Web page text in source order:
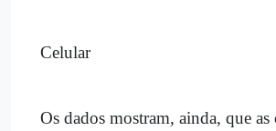
Celular
Os dados mostram, ainda, que as